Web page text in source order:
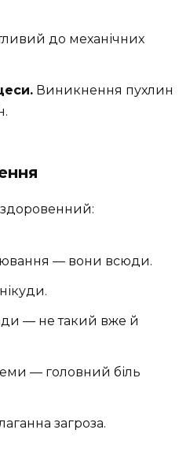
до механічних
Виникнення пухлин
здоровенний:
— вони всюди.
— не такий вже й
— головний біль
загроза.